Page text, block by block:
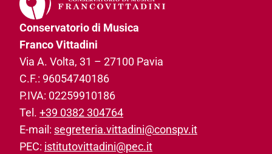
Conservatorio di Musica
Franco Vittadini
Via A. Volta, 31­ – 27100 Pavia
C.F.: 96054740186­
P.IVA: 02259910186­
Tel. +39 0382 304764
E-mail: segreteria.vittadini@conspv.it
PEC: istitutovittadini@pec.it